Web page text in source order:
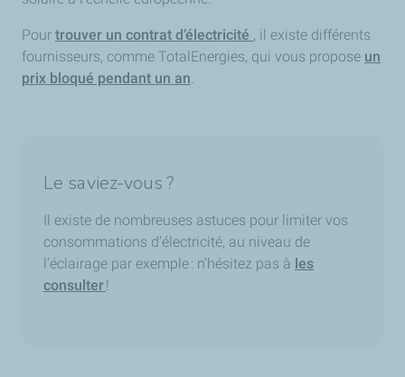
Pour trouver un contrat d’électricité , il existe différents
fournisseurs, comme TotalEnergies, qui vous propose un
prix bloqué pendant un an.
Le saviez-vous ?
Il existe de nombreuses astuces pour limiter vos
consommations d’électricité, au niveau de
l’éclairage par exemple : n’hésitez pas à les
consulter!